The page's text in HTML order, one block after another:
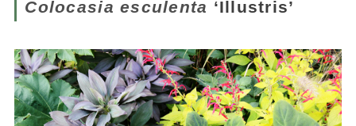
Colocasia esculenta ‘Illustris’